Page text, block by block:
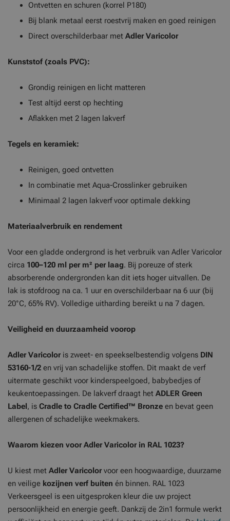
Ontvetten en schuren (korrel P180)
Bij blank metaal eerst roestvrij maken en goed reinigen
Direct overschilderbaar met Adler Varicolor
Kunststof (zoals PVC):
Grondig reinigen en licht matteren
Test altijd eerst op hechting
Aflakken met 2 lagen lakverf
Tegels en keramiek:
Reinigen, goed ontvetten
In combinatie met Aqua-Crosslinker gebruiken
Minimaal 2 lagen lakverf voor optimale dekking
Materiaalverbruik en rendement
Voor een gladde ondergrond is het verbruik van Adler Varicolor
circa 100–120 ml per m² per laag. Bij poreuze of sterk
absorberende ondergronden kan dit iets hoger uitvallen. De
lak is stofdroog na ca. 1 uur en overschilderbaar na 6 uur (bij
20°C, 65% RV). Volledige uitharding bereikt u na 7 dagen.
Veiligheid en duurzaamheid voorop
Adler Varicolor is zweet- en speekselbestendig volgens DIN
53160-1/2 en vrij van schadelijke stoffen. Dit maakt de verf
uitermate geschikt voor kinderspeelgoed, babybedjes of
keukentoepassingen. De lakverf draagt het ADLER Green
Label, is Cradle to Cradle Certified™ Bronze en bevat geen
allergenen of schadelijke weekmakers.
Waarom kiezen voor Adler Varicolor in RAL 1023?
U kiest met Adler Varicolor voor een hoogwaardige, duurzame
en veilige kozijnen verf buiten én binnen. RAL 1023
Verkeersgeel is een uitgesproken kleur die uw project
persoonlijkheid en energie geeft. Dankzij de 2in1 formule werkt